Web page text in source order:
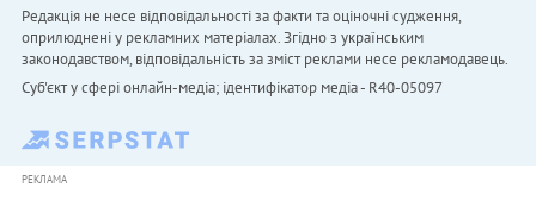
Редакція не несе відповідальності за факти та оціночні судження,
оприлюднені у рекламних матеріалах. Згідно з українським
законодавством, відповідальність за зміст реклами несе рекламодавець.
Cуб'єкт у сфері онлайн-медіа; ідентифікатор медіа - R40-05097
РЕКЛАМА